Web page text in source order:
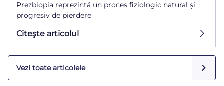
Prezbiopia reprezintă un proces fiziologic natural și
progresiv de pierdere
Citeşte articolul
Vezi toate articolele